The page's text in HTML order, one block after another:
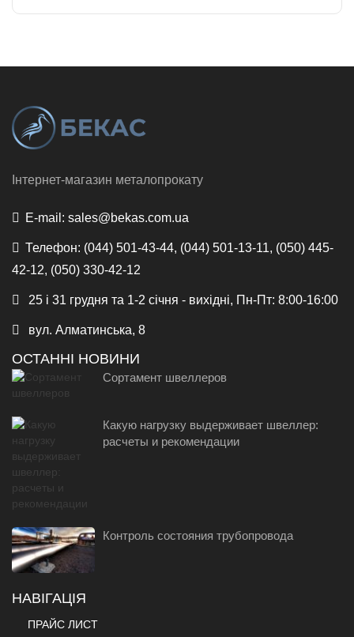
Інтернет-магазин металопрокату
E-mail: sales@bekas.com.ua
Телефон: (044) 501-43-44, (044) 501-13-11, (050) 445-
42-12, (050) 330-42-12
25 і 31 грудня та 1-2 січня - вихідні, Пн-Пт: 8:00-16:00
вул. Алматинська, 8
ОСТАННІ НОВИНИ
Сортамент швеллеров
Какую нагрузку выдерживает швеллер:
расчеты и рекомендации
Контроль состояния трубопровода
НАВІГАЦІЯ
ПРАЙС ЛИСТ